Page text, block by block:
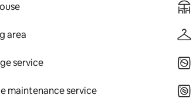
area
service
maintenance service